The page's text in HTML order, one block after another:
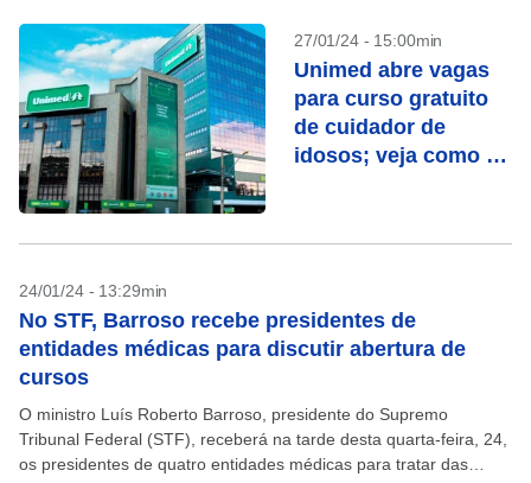
27/01/24 - 15:00min
Unimed abre vagas
para curso gratuito
de cuidador de
idosos; veja como se
24/01/24 - 13:29min
No STF, Barroso recebe presidentes de
entidades médicas para discutir abertura de
cursos
O ministro Luís Roberto Barroso, presidente do Supremo
Tribunal Federal (STF), receberá na tarde desta quarta-feira, 24,
os presidentes de quatro entidades médicas para tratar das